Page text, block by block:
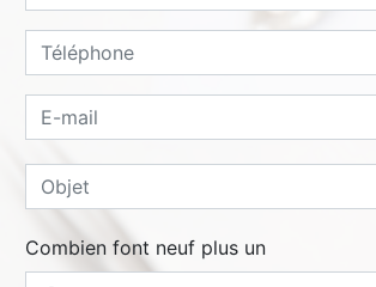
Combien font neuf plus un